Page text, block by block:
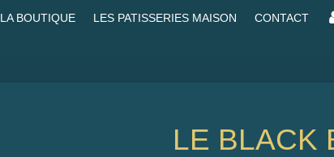
LA BOUTIQUE LES PATISSERIES MAISON CONTACT
LE BLACK